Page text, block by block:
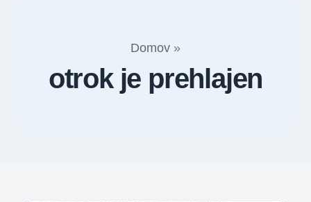
Domov »
otrok je prehlajen